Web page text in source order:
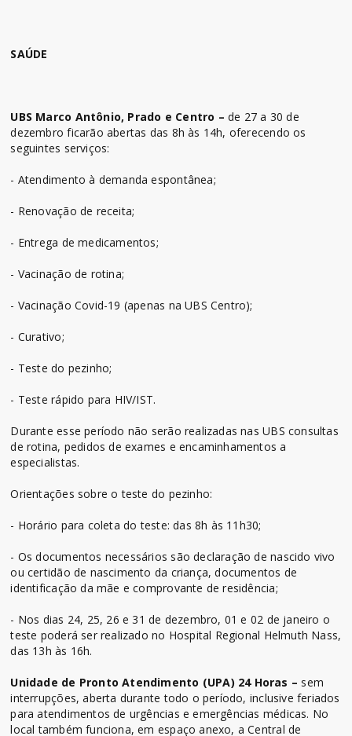
SAÚDE
UBS Marco Antônio, Prado e Centro – de 27 a 30 de
dezembro ficarão abertas das 8h às 14h, oferecendo os
seguintes serviços:
- Atendimento à demanda espontânea;
- Renovação de receita;
- Entrega de medicamentos;
- Vacinação de rotina;
- Vacinação Covid-19 (apenas na UBS Centro);
- Curativo;
- Teste do pezinho;
- Teste rápido para HIV/IST.
Durante esse período não serão realizadas nas UBS consultas
de rotina, pedidos de exames e encaminhamentos a
especialistas.
Orientações sobre o teste do pezinho:
- Horário para coleta do teste: das 8h às 11h30;
- Os documentos necessários são declaração de nascido vivo
ou certidão de nascimento da criança, documentos de
identificação da mãe e comprovante de residência;
- Nos dias 24, 25, 26 e 31 de dezembro, 01 e 02 de janeiro o
teste poderá ser realizado no Hospital Regional Helmuth Nass,
das 13h às 16h.
Unidade de Pronto Atendimento (UPA) 24 Horas – sem
interrupções, aberta durante todo o período, inclusive feriados
para atendimentos de urgências e emergências médicas. No
local também funciona, em espaço anexo, a Central de